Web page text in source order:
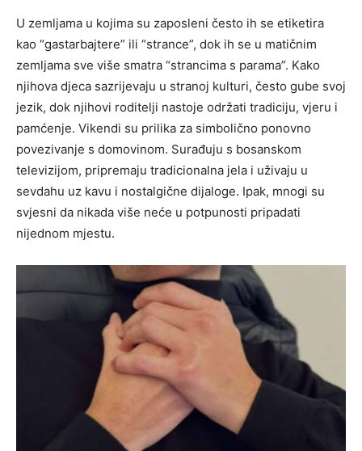
U zemljama u kojima su zaposleni često ih se etiketira
kao “gastarbajtere” ili “strance”, dok ih se u matičnim
zemljama sve više smatra “strancima s parama”. Kako
njihova djeca sazrijevaju u stranoj kulturi, često gube svoj
jezik, dok njihovi roditelji nastoje održati tradiciju, vjeru i
pamćenje. Vikendi su prilika za simbolično ponovno
povezivanje s domovinom. Surađuju s bosanskom
televizijom, pripremaju tradicionalna jela i uživaju u
sevdahu uz kavu i nostalgične dijaloge. Ipak, mnogi su
svjesni da nikada više neće u potpunosti pripadati
nijednom mjestu.